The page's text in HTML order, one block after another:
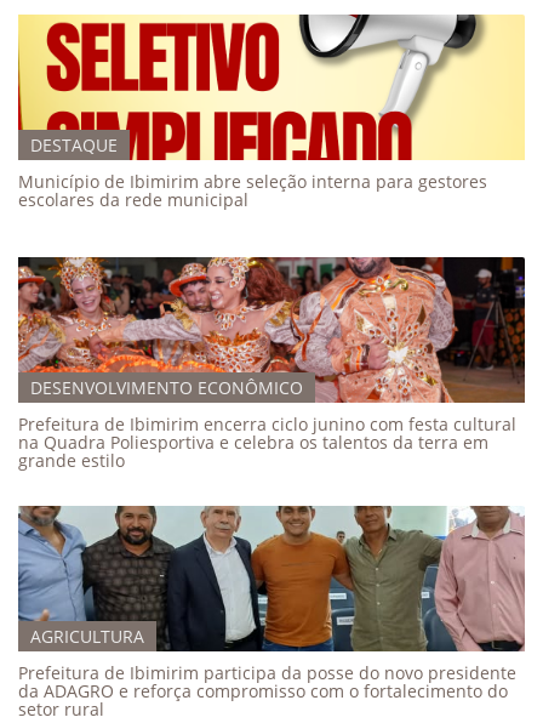
DESTAQUE
Município de Ibimirim abre seleção interna para gestores
escolares da rede municipal
DESENVOLVIMENTO ECONÔMICO
Prefeitura de Ibimirim encerra ciclo junino com festa cultural
na Quadra Poliesportiva e celebra os talentos da terra em
grande estilo
AGRICULTURA
Prefeitura de Ibimirim participa da posse do novo presidente
da ADAGRO e reforça compromisso com o fortalecimento do
setor rural